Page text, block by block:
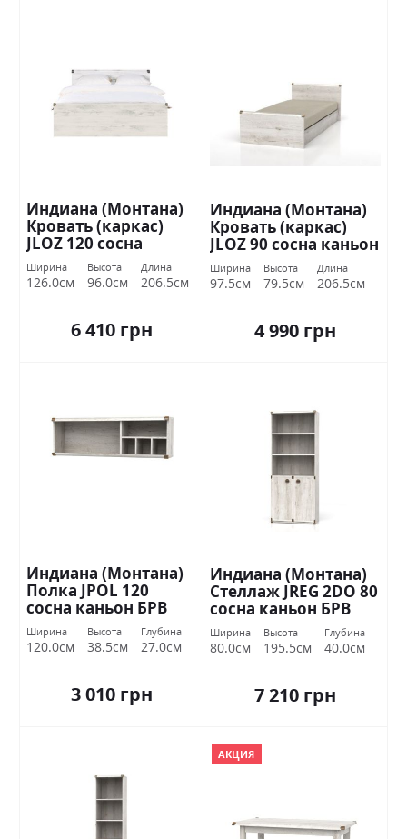
Индиана (Монтана)
Кровать (каркас)
JLOZ 120 сосна
каньон БРВ Украина
Ширина
126.0см
Высота
96.0см
Длина
206.5см
6 410 грн
Индиана (Монтана)
Кровать (каркас)
JLOZ 90 сосна каньон
БРВ Украина
Ширина
97.5см
Высота
79.5см
Длина
206.5см
4 990 грн
Индиана (Монтана)
Полка JPOL 120
сосна каньон БРВ
Украина
Ширина
120.0см
Высота
38.5см
Глубина
27.0см
3 010 грн
Индиана (Монтана)
Стеллаж JREG 2DO 80
сосна каньон БРВ
Украина
Ширина
80.0см
Высота
195.5см
Глубина
40.0см
7 210 грн
АКЦИЯ